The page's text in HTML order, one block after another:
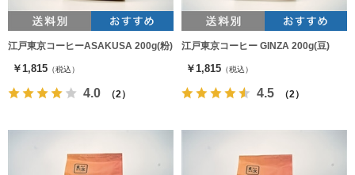
江戸東京コーヒーASAKUSA 200g(粉)
￥1,815 （税込）
4.0 （2）
江戸東京コーヒー GINZA 200g(豆)
￥1,815 （税込）
4.5 （2）